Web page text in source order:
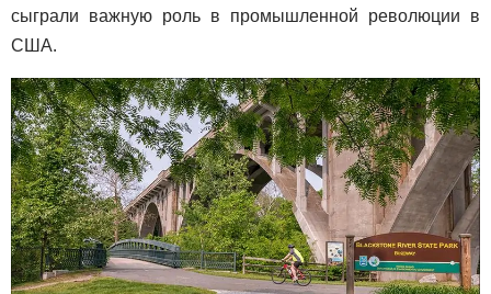
сыграли важную роль в промышленной революции в
США.